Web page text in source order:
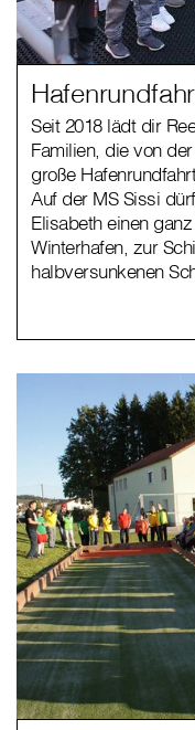
Seit 2018 lädt dir
Familien, die von
große
Auf der MS Sissi
Elisabeth einen
Winterhafen, zur
halbversunkenen